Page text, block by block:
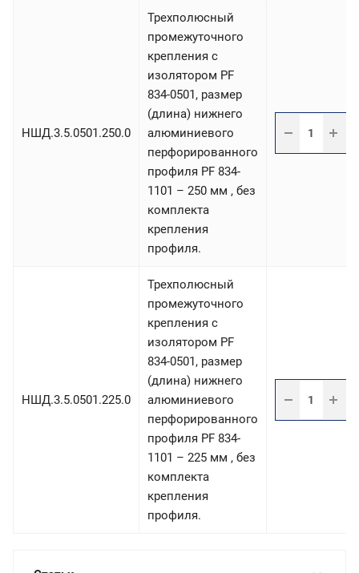
НШД.3.5.0501.250.0
Трехполюсный
промежуточного
крепления с
изолятором PF
834-0501, размер
(длина) нижнего
алюминиевого
перфорированного
профиля PF 834-
1101 – 250 мм , без
комплекта
крепления
профиля.
НШД.3.5.0501.225.0
Трехполюсный
промежуточного
крепления с
изолятором PF
834-0501, размер
(длина) нижнего
алюминиевого
перфорированного
профиля PF 834-
1101 – 225 мм , без
комплекта
крепления
профиля.